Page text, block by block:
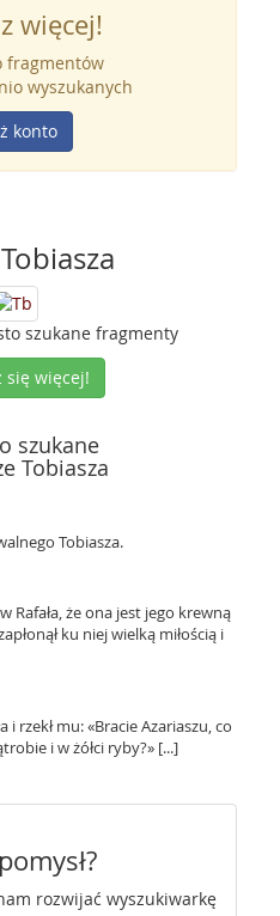
więcej!
fragmentów
wyszukanych
konto
szukane fragmenty
się więcej!
szukane
Tobiasza
Tobiasza.
Rafała, że ona jest jego krewną
ku niej wielką miłością i
i rzekł mu: «Bracie Azariaszu, co
i w żółci ryby?» [...]
rozwijać wyszukiwarkę